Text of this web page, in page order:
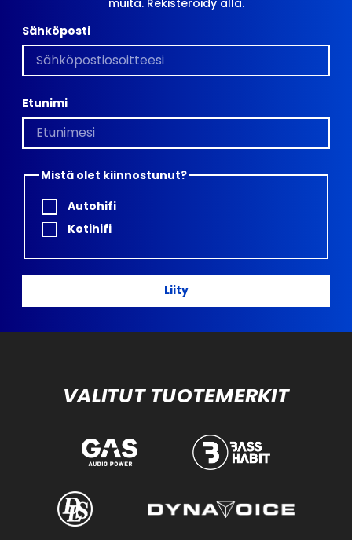
Sähköposti
Etunimi
Mistä olet kiinnostunut?
Autohifi
Kotihifi
Liity
VALITUT TUOTEMERKIT